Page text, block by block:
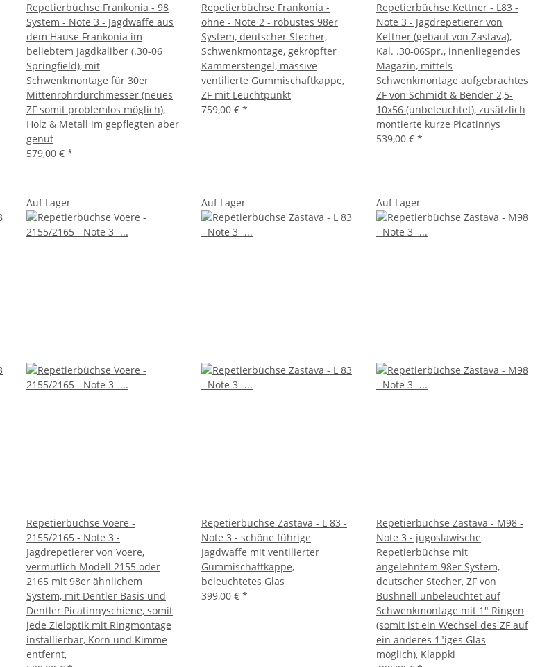
Repetierbüchse Frankonia - 98
System - Note 3 - Jagdwaffe aus
dem Hause Frankonia im
beliebtem Jagdkaliber (.30-06
Springfield), mit
Schwenkmontage für 30er
Mittenrohrdurchmesser (neues
ZF somit problemlos möglich),
Holz & Metall im gepflegten aber
genut
579,00 € *
Repetierbüchse Frankonia -
ohne - Note 2 - robustes 98er
System, deutscher Stecher,
Schwenkmontage, gekröpfter
Kammerstengel, massive
ventilierte Gummischaftkappe,
ZF mit Leuchtpunkt
759,00 € *
Repetierbüchse Kettner - L83 -
Note 3 - Jagdrepetierer von
Kettner (gebaut von Zastava),
Kal. .30-06Spr., innenliegendes
Magazin, mittels
Schwenkmontage aufgebrachtes
ZF von Schmidt & Bender 2,5-
10x56 (unbeleuchtet), zusätzlich
montierte kurze Picatinnys
539,00 € *
Auf Lager
Repetierbüchse Voere -
2155/2165 - Note 3 -
Jagdrepetierer von Voere,
vermutlich Modell 2155 oder
2165 mit 98er ähnlichem
System, mit Dentler Basis und
Dentler Picatinnyschiene, somit
jede Zieloptik mit Ringmontage
installierbar, Korn und Kimme
entfernt,
Auf Lager
Repetierbüchse Zastava - L 83 -
Note 3 - schöne führige
Jagdwaffe mit ventilierter
Gummischaftkappe,
beleuchtetes Glas
399,00 € *
Auf Lager
Repetierbüchse Zastava - M98 -
Note 3 - jugoslawische
Repetierbüchse mit
angelehntem 98er System,
deutscher Stecher, ZF von
Bushnell unbeleuchtet auf
Schwenkmontage mit 1" Ringen
(somit ist ein Wechsel des ZF auf
ein anderes 1"iges Glas
möglich), Klappki